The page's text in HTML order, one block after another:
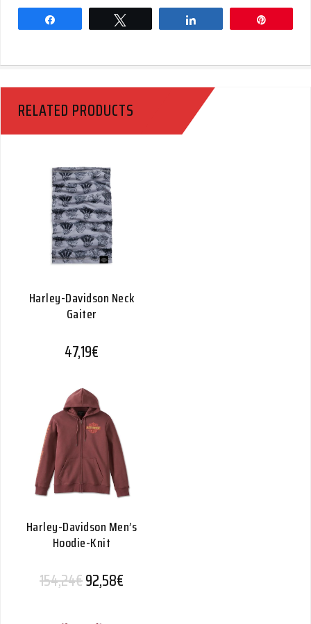
RELATED PRODUCTS
Harley-Davidson Neck
Gaiter
47,19€
Harley-Davidson Men’s
Hoodie-Knit
154,24€Alkuperäinen hinta oli: 154,24€.
92,58€